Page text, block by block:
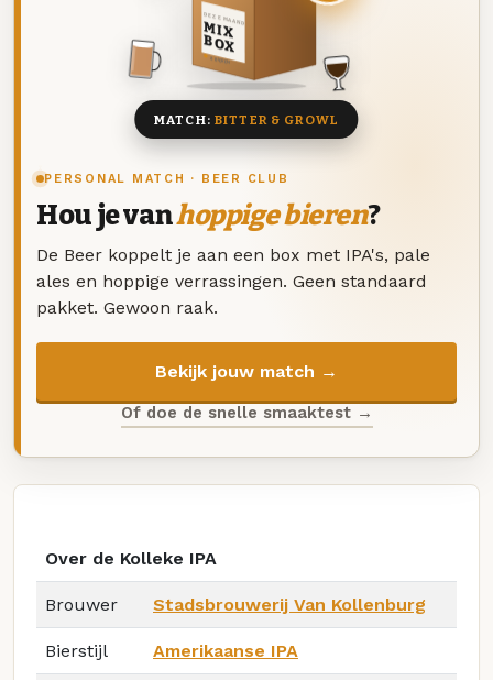
PERSONAL MATCH · BEER CLUB
Hou je vanhoppige bieren?
De Beer koppelt je aan een box met IPA's, pale
ales en hoppige verrassingen. Geen standaard
pakket. Gewoon raak.
Bekijk jouw match →
Of doe de snelle smaaktest →
DEZE MAAND
MIX
BOX
8 BIEREN
MATCH: BITTER & GROWL
Over de Kolleke IPA
Brouwer Stadsbrouwerij Van Kollenburg
Bierstijl Amerikaanse IPA